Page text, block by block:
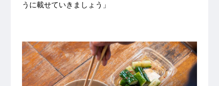
うに載せていきましょう」